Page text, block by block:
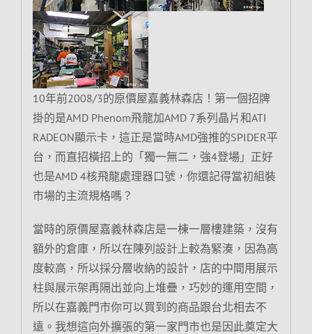
10年前2008/3的原價屋嘉義林森店！第一個招牌
掛的是AMD Phenom飛龍加AMD 7系列晶片和ATI
RADEON顯示卡，這正是當時AMD強推的SPIDER平
台，而直招橫招上的「獨一無二，強4登場」正好
也是AMD 4核飛龍處理器口號，你還記得當初組裝
市場的主流規格嗎？
當時的原價屋嘉義林森店是一棟一層樓建築，沒有
額外的倉庫，所以在陳列設計上較為緊湊，因為高
度較高，所以採分層收納的設計，店的中間用展示
柱與展示架再隔出並向上堆疊，巧妙的運用空間，
所以在嘉義門市你可以買到的商品跟台北相去不
遠。我想這向外擴張的第一家門市也是因此奠定大